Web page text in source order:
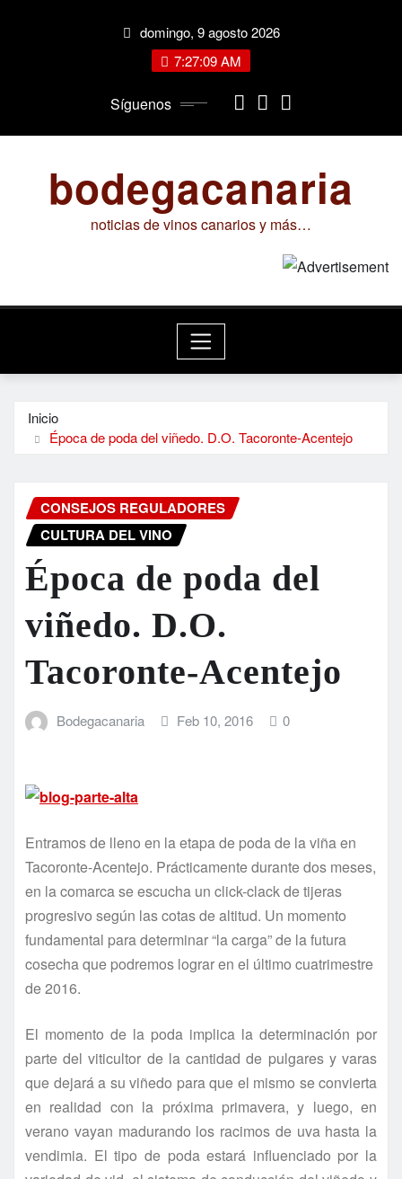
domingo, 9 agosto 2026
7:27:09 AM
Síguenos
bodegacanaria
noticias de vinos canarios y más…
Inicio
Época de poda del viñedo. D.O. Tacoronte-Acentejo
CONSEJOS REGULADORES
CULTURA DEL VINO
Época de poda del
viñedo. D.O.
Tacoronte-Acentejo
Bodegacanaria Feb 10, 2016 0
Entramos de lleno en la etapa de poda de la viña en
Tacoronte-Acentejo. Prácticamente durante dos meses,
en la comarca se escucha un click-clack de tijeras
progresivo según las cotas de altitud. Un momento
fundamental para determinar “la carga” de la futura
cosecha que podremos lograr en el último cuatrimestre
de 2016.
El momento de la poda implica la determinación por
parte del viticultor de la cantidad de pulgares y varas
que dejará a su viñedo para que el mismo se convierta
en realidad con la próxima primavera, y luego, en
verano vayan madurando los racimos de uva hasta la
vendimia. El tipo de poda estará influenciado por la